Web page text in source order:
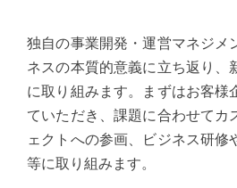
独自の事業開発・運営マネジメ
ネスの本質的意義に立ち返り、
に取り組みます。まずはお客様
ていただき、課題に合わせてカ
ェクトへの参画、ビジネス研修
等に取り組みます。